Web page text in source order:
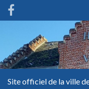
Site officiel de la ville